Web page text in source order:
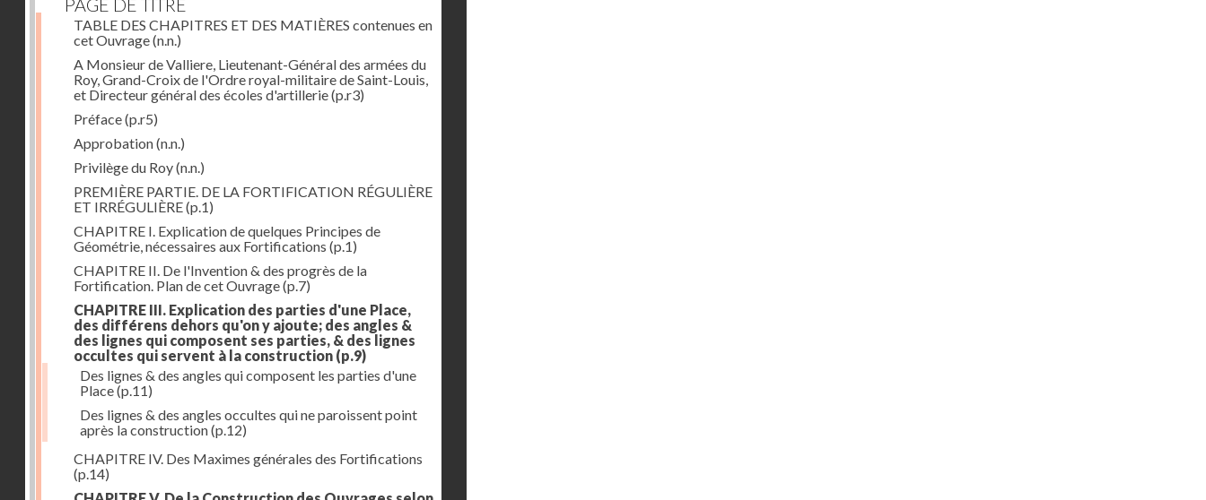
PAGE DE TITRE
TABLE DES CHAPITRES ET DES MATIÈRES contenues en
cet Ouvrage(n.n.)
A Monsieur de Valliere, Lieutenant-Général des armées du
Roy, Grand-Croix de l'Ordre royal-militaire de Saint-Louis,
et Directeur général des écoles d'artillerie(p.r3)
Préface(p.r5)
Approbation(n.n.)
Privilège du Roy(n.n.)
PREMIÈRE PARTIE. DE LA FORTIFICATION RÉGULIÈRE
ET IRRÉGULIÈRE(p.1)
CHAPITRE I. Explication de quelques Principes de
Géométrie, nécessaires aux Fortifications (p.1)
CHAPITRE II. De l'Invention & des progrès de la
Fortification. Plan de cet Ouvrage(p.7)
CHAPITRE III. Explication des parties d'une Place,
des différens dehors qu'on y ajoute; des angles &
des lignes qui composent ses parties, & des lignes
occultes qui servent à la construction (p.9)
Des lignes & des angles qui composent les parties d'une
Place(p.11)
Des lignes & des angles occultes qui ne paroissent point
après la construction(p.12)
CHAPITRE IV. Des Maximes générales des Fortifications
(p.14)